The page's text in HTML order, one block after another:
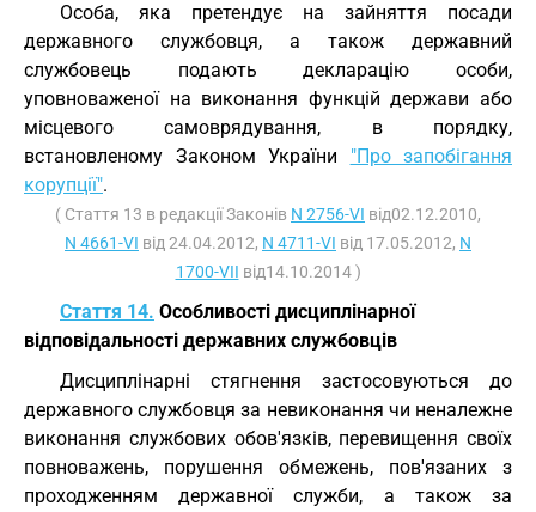
Особа, яка претендує на зайняття посади
державного службовця, а також державний
службовець подають декларацію особи,
уповноваженої на виконання функцій держави або
місцевого самоврядування, в порядку,
встановленому Законом України "Про запобігання
корупції".
( Стаття 13 в редакції Законів N 2756-VI від02.12.2010,
N 4661-VI від 24.04.2012, N 4711-VI від 17.05.2012, N
1700-VII від14.10.2014 )
Стаття 14. Особливості дисциплінарної
відповідальності державних службовців
Дисциплінарні стягнення застосовуються до
державного службовця за невиконання чи неналежне
виконання службових обов'язків, перевищення своїх
повноважень, порушення обмежень, пов'язаних з
проходженням державної служби, а також за